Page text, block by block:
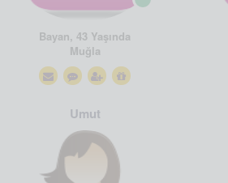
Bayan, 43 Yaşında
Muğla
Umut